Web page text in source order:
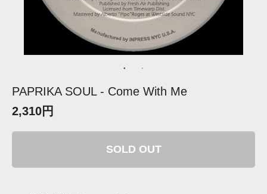
PAPRIKA SOUL - Come With Me
2,310円
SOLD OUT